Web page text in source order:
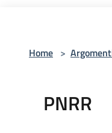
Home >
PNRR